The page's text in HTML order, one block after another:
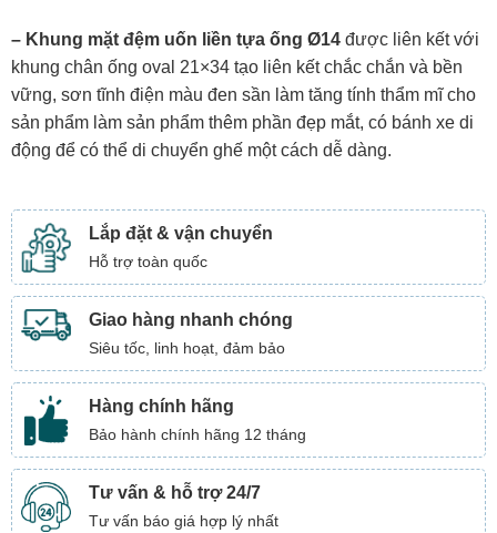
– Khung mặt đệm uốn liền tựa ống Ø14 được liên kết với
khung chân ống oval 21×34 tạo liên kết chắc chắn và bền
vững, sơn tĩnh điện màu đen sần làm tăng tính thẩm mĩ cho
sản phẩm làm sản phẩm thêm phần đẹp mắt, có bánh xe di
động để có thể di chuyển ghế một cách dễ dàng.
Lắp đặt & vận chuyển
Hỗ trợ toàn quốc
Giao hàng nhanh chóng
Siêu tốc, linh hoạt, đảm bảo
Hàng chính hãng
Bảo hành chính hãng 12 tháng
Tư vấn & hỗ trợ 24/7
Tư vấn báo giá hợp lý nhất